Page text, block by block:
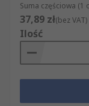
Suma częściowa
37,89 zł(bez VAT)
Ilość